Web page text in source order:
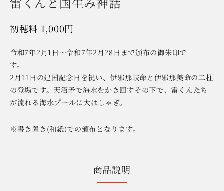
1,000円
令和7年2月1日～令和7年2月28日まで頒布の御朱印で
す。
2月11日の建国記念日を祝い、伊邪那岐命と伊邪那美命の二柱
の登場です。天沼矛で海水をかき回すその下で、雷くんたち
が流れる海水プールに大はしゃぎ。
※書き置き(和紙)での頒布となります。
商品説明